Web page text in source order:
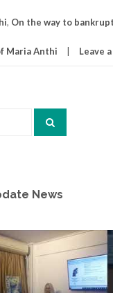
, On the way to
Maria Anthi Leave
News